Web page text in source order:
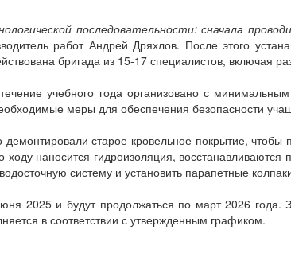
последовательности: сначала
работ Андрей Дряхлов. После этого
бригада из 15-17 специалистов, включая
учебного года организовано с
меры для обеспечения безопасности
старое кровельное покрытие,
наносится гидроизоляция,
систему и установить парапетные
2025 и будут продолжаться по март 2026
в соответствии с утвержденным графиком.